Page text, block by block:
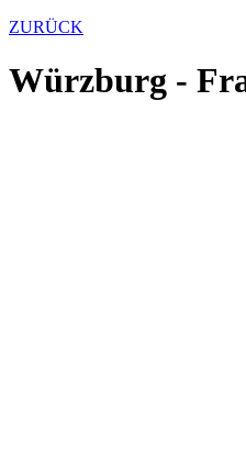
ZURÜCK
Würzburg -